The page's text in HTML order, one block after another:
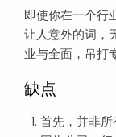
即使你在一个行
让人意外的词，
业与全面，吊打
缺点
首先，并非